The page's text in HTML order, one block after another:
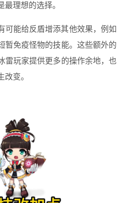
理想的选择。
可能给反盾增添其他效果，例如
暂免疫怪物的技能。这些额外的
雷玩家提供更多的操作余地，也
变。